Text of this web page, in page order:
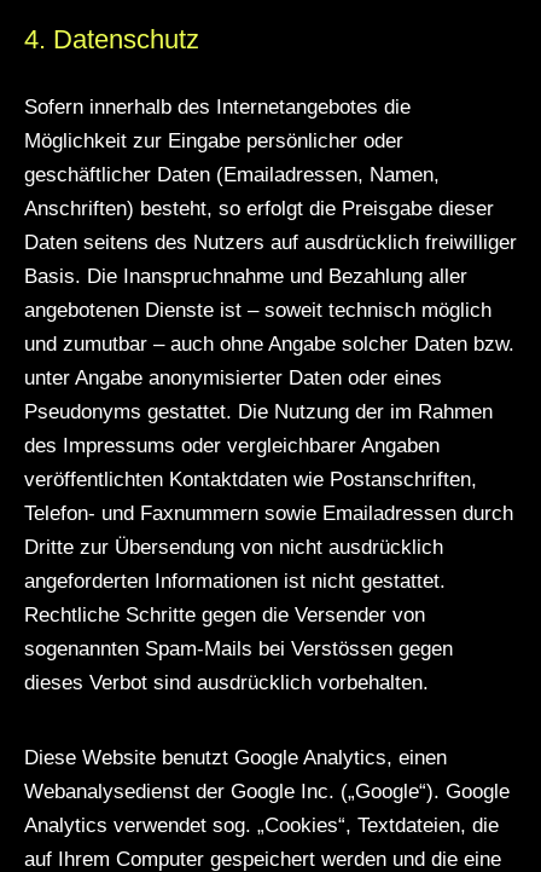
4. Datenschutz
Sofern innerhalb des Internetangebotes die
Möglichkeit zur Eingabe persönlicher oder
geschäftlicher Daten (Emailadressen, Namen,
Anschriften) besteht, so erfolgt die Preisgabe dieser
Daten seitens des Nutzers auf ausdrücklich freiwilliger
Basis. Die Inanspruchnahme und Bezahlung aller
angebotenen Dienste ist – soweit technisch möglich
und zumutbar – auch ohne Angabe solcher Daten bzw.
unter Angabe anonymisierter Daten oder eines
Pseudonyms gestattet. Die Nutzung der im Rahmen
des Impressums oder vergleichbarer Angaben
veröffentlichten Kontaktdaten wie Postanschriften,
Telefon- und Faxnummern sowie Emailadressen durch
Dritte zur Übersendung von nicht ausdrücklich
angeforderten Informationen ist nicht gestattet.
Rechtliche Schritte gegen die Versender von
sogenannten Spam-Mails bei Verstössen gegen
dieses Verbot sind ausdrücklich vorbehalten.
Diese Website benutzt Google Analytics, einen
Webanalysedienst der Google Inc. („Google“). Google
Analytics verwendet sog. „Cookies“, Textdateien, die
auf Ihrem Computer gespeichert werden und die eine